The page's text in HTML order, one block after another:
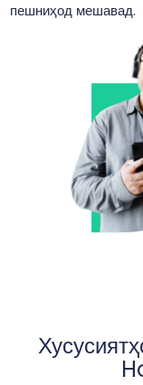
пешниҳод мешавад.